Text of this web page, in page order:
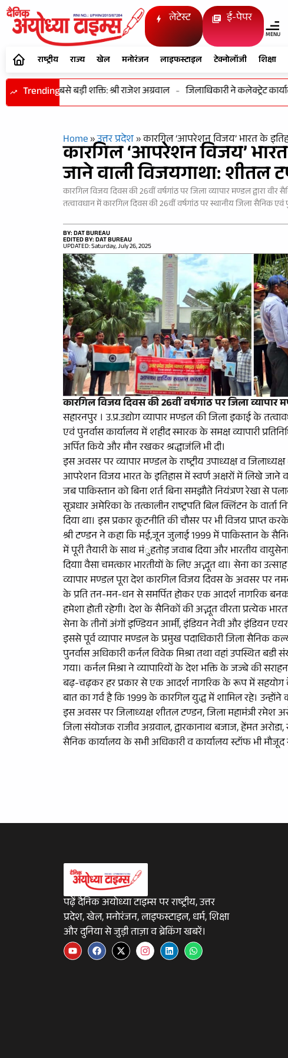
लेटेस्ट ई-पेपर
MENU
राष्ट्रीय राज्य खेल मनोरंजन लाइफस्टाइल टेक्नोलॉजी शिक्षा
Trending
की सबसे बड़ी शक्ति: श्री राजेश अग्रवाल - जिलाधिकारी ने कलेक्ट्रेट
Home»उत्तर प्रदेश»कारगिल ‘आपरेशन विजय’ भारत के
कारगिल ‘आपरेशन विजय’
जाने वाली विजयगाथा: शीतल
कारगिल विजय दिवस की 26वीं वर्षगांठ पर जिला व्यापार मण्डल द्वारा
तत्वावधान में कारगिल दिवस की 26वीं वर्षगांठ पर स्थानीय जिला सैनिक एवं
BY: DAT BUREAU
EDITED BY: DAT BUREAU
UPDATED: Saturday, July 26, 2025
कारगिल विजय दिवस की 26वीं वर्षगांठ पर जिला व्यापार
सहारनपुर । उ.प्र.उद्योग व्यापार मण्डल की जिला इकाई के
एवं पुनर्वास कार्यालय में शहीद स्मारक के समक्ष व्यापारी
अर्पित किये और मौन रखकर श्रद्धाजंलि भी दी।
इस अवसर पर व्यापार मण्डल के राष्ट्रीय उपाध्यक्ष व
आपरेशन विजय भारत के इतिहास में स्वर्ण अक्षरों में लिखे जाने
जब पाकिस्तान को बिना शर्त बिना समझौते नियंत्रण रेखा से
सूत्रधार अमेरिका के तत्कालीन राष्ट्रपति बिल क्लिंटन के वार्ता
दिया था। इस प्रकार कूटनीति की चौसर पर भी विजय प्राप्त
श्री टण्डन ने कहा कि मई,जून जुलाई 1999 में पाकिस्तान के
में पूरी तैयारी के साथ मंुहतोड़ जवाब दिया और भारतीय
दियाा वैसा चमत्कार भारतीयों के लिए अद्भूत था। सेना का
व्यापार मण्डल पूरा देश कारगिल विजय दिवस के अवसर पर
के प्रति तन-मन-धन से समर्पित होकर एक आदर्श नागरिक बनकर
हमेशा होती रहेगी। देश के सैनिकों की अद्भूत वीरता प्रत्येक
सेना के तीनों अंगों इण्डियन आर्मी, इंडियन नेवी और इंडियन
इससे पूर्व व्यापार मण्डल के प्रमुख पदाधिकारी जिला सैनिक
पुनर्वास अधिकारी कर्नल विवेक मिश्रा तथा वहां उपस्थित
गया। कर्नल मिश्रा ने व्यापारियों के देश भक्ति के जज्बे की
बढ़-चढ़कर हर प्रकार से एक आदर्श नागरिक के रूप में सहयोग
बात का गर्व है कि 1999 के कारगिल युद्ध में शामिल रहे। उन्होंने
इस अवसर पर जिलाध्यक्ष शीतल टण्डन, जिला महामंत्री रमेश
जिला संयोजक राजीव अग्रवाल, द्वारकानाथ बजाज, हेंमत
सैनिक कार्यालय के सभी अधिकारी व कार्यालय स्टॉफ भी मौजूद
पढ़ें दैनिक अयोध्या टाइम्स पर राष्ट्रीय, उत्तर
प्रदेश, खेल, मनोरंजन, लाइफस्टाइल, धर्म, शिक्षा
और दुनिया से जुड़ी ताज़ा व ब्रेकिंग खबरें।